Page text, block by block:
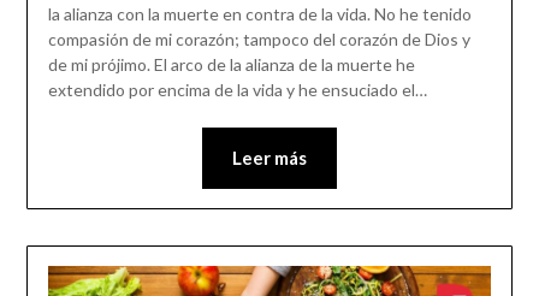
la alianza con la muerte en contra de la vida. No he tenido
compasión de mi corazón; tampoco del corazón de Dios y
de mi prójimo. El arco de la alianza de la muerte he
extendido por encima de la vida y he ensuciado el…
Leer más